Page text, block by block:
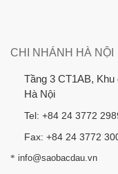
CHI NHÁNH HÀ NỘI
Tầng 3 CT1AB,
Hà Nội
Tel: +84 24 3772
Fax: +84 24 3772
* info@saobacdau.vn